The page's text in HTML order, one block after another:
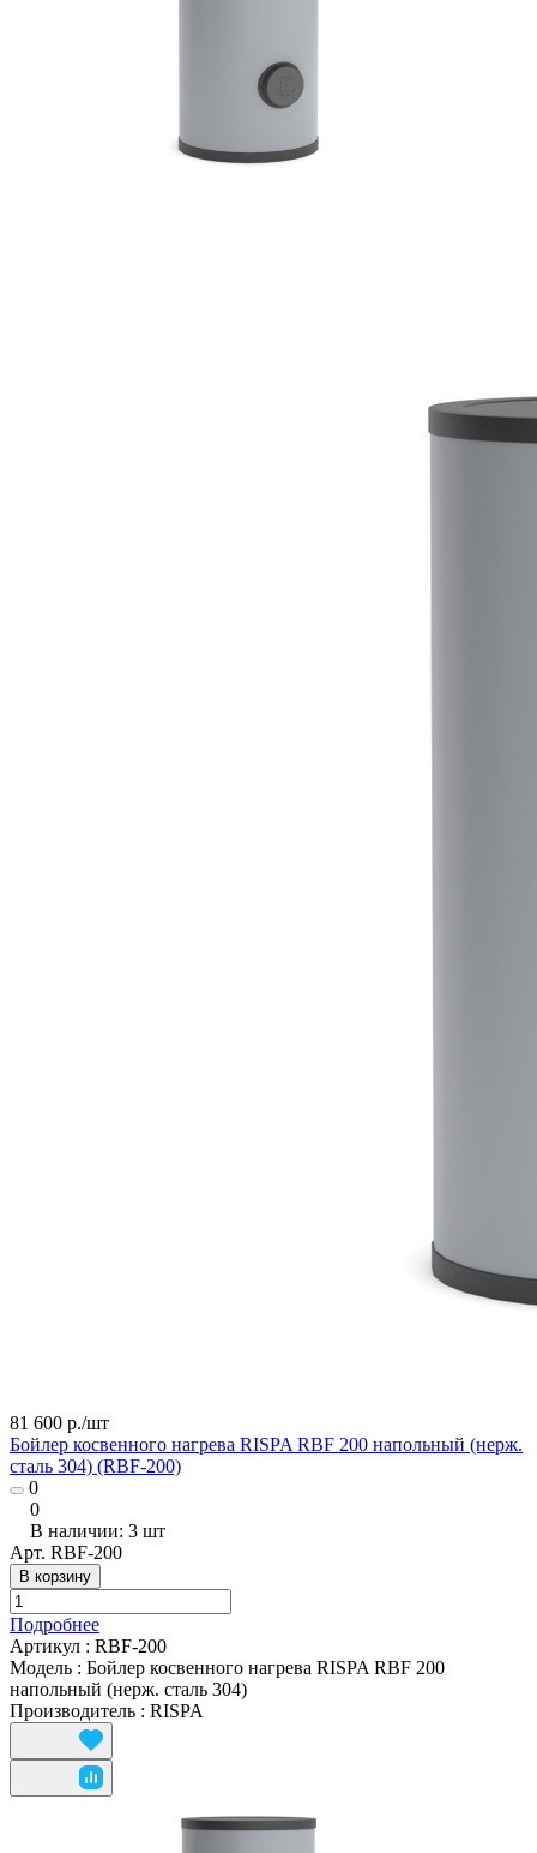
81 600 р./шт
Бойлер косвенного нагрева RISPA RBF 200 напольный (нерж.
сталь 304) (RBF-200)
0
0
В наличии: 3 шт
Арт. RBF-200
В корзину
Подробнее
Артикул : RBF-200
Модель : Бойлер косвенного нагрева RISPA RBF 200
напольный (нерж. сталь 304)
Производитель : RISPA